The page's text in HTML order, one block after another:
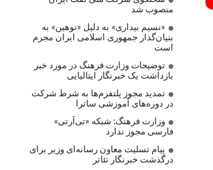
منصوب شد
«نسیم بیداری» به دلیل «توهین» به
بنیان‌گذار جمهوری اسلامی ایران مجرم
است
توضیحات وزارت فرهنگ در مورد خبر
بازداشت یک خبرنگار ایتالیایی
تمدید مجوز پلتفرم‌ها به شرط شرکت
در دوره‌های آموزشی ساترا
وزارت فرهنگ: شبکه «تی‌آرتی»
فارسی مجوز ندارد
پیام تسلیت معاون رسانه‌ای وزیر برای
درگذشت خبرنگار تئاتر